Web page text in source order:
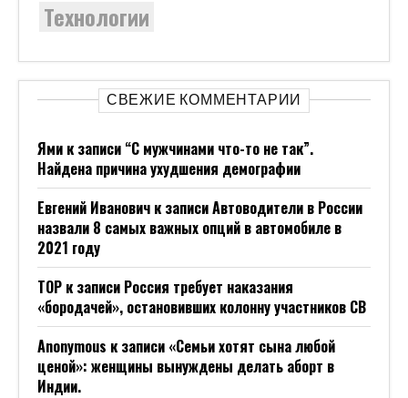
Технологии
СВЕЖИЕ КОММЕНТАРИИ
Ями к записи “С мужчинами что-то не так”.
Найдена причина ухудшения демографии
Евгений Иванович к записиАвтоводители в России
назвали 8 самых важных опций в автомобиле в
2021 году
ТОР к записи Россия требует наказания
«бородачей», остановивших колонну участников СВ
Anonymous к записи «Семьи хотят сына любой
ценой»: женщины вынуждены делать аборт в
Индии.